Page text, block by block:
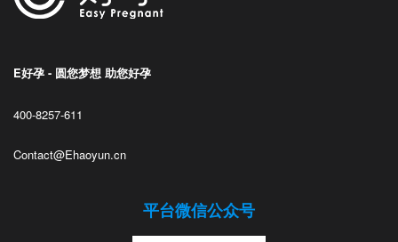
E好孕 - 圆您梦想 助您好孕
400-8257-611
Contact@Ehaoyun.cn
平台微信公众号